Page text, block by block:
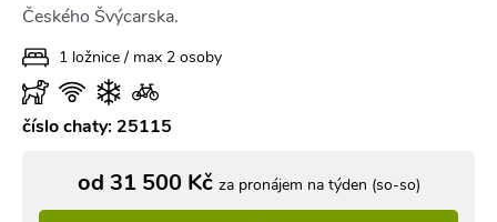
Českého Švýcarska.
1 ložnice / max 2 osoby
číslo chaty: 25115
od 31 500 Kč za pronájem na týden (so-so)